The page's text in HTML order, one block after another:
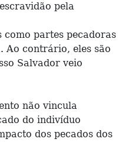
pela
como partes pecadoras
Ao contrário, eles são
Salvador veio
não vincula
do indivíduo
dos pecados dos